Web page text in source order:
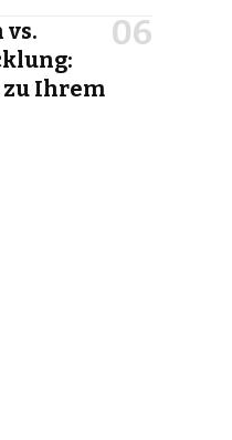
vs.
zu Ihrem